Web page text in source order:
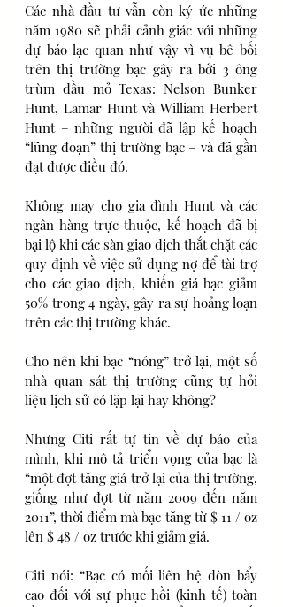
Các nhà đầu tư vẫn còn ký ức những
năm 1980 sẽ phải cảnh giác với những
dự báo lạc quan như vậy vì vụ bê bối
trên thị trường bạc gây ra bởi 3 ông
trùm dầu mỏ Texas: Nelson Bunker
Hunt, Lamar Hunt và William Herbert
Hunt – những người đã lập kế hoạch
“lũng đoạn” thị trường bạc – và đã gần
đạt được điều đó.
Không may cho gia đình Hunt và các
ngân hàng trực thuộc, kế hoạch đã bị
bại lộ khi các sàn giao dịch thắt chặt các
quy định về việc sử dụng nợ để tài trợ
cho các giao dịch, khiến giá bạc giảm
50% trong 4 ngày, gây ra sự hoảng loạn
trên các thị trường khác.
Cho nên khi bạc “nóng” trở lại, một số
nhà quan sát thị trường cũng tự hỏi
liệu lịch sử có lặp lại hay không?
Nhưng Citi rất tự tin về dự báo của
mình, khi mô tả triển vọng của bạc là
“một đợt tăng giá trở lại của thị trường,
giống như đợt từ năm 2009 đến năm
2011”, thời điểm mà bạc tăng từ $ 11 / oz
lên $ 48 / oz trước khi giảm giá.
Citi nói: “Bạc có mối liên hệ đòn bẩy
cao đối với sự phục hồi (kinh tế) toàn